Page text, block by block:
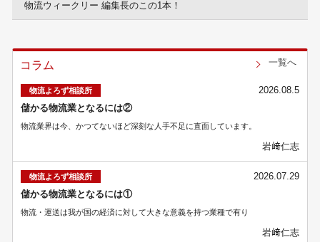
物流ウィークリー 編集長のこの1本！
コラム
物流よろず相談所
2026.08.5
儲かる物流業となるには②
物流業界は今、かつてないほど深刻な人手不足に直面しています。
岩﨑仁志
物流よろず相談所
2026.07.29
儲かる物流業となるには①
物流・運送は我が国の経済に対して大きな意義を持つ業種で有り
岩﨑仁志
一覧へ